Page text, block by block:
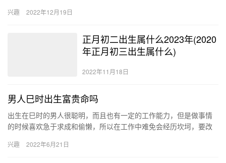
出…
兴趣 2022年12月19日
正月初二出生属什么2023年(2020
年正月初三出生属什么)
2022年11月18日
男人巳时出生富贵命吗
出生在巳时的男人很聪明，而且也有一定的工作能力，但是做事情
的时候喜欢急于求成和偷懒，所以在工作中难免会经历坎坷，要改
贵运旺…
兴趣 2022年6月21日